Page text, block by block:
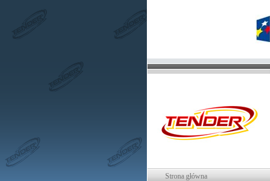
Strona główna